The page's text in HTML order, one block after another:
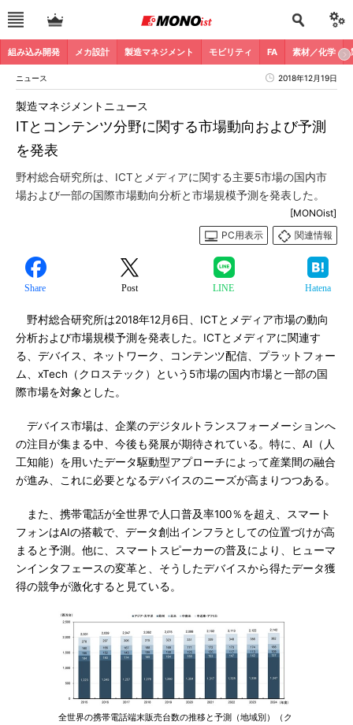
組み込み開発 メカ設計 製造マネジメント モビリティ FA 素材／化学
ニュース 2018年12月19日
ITとコンテンツ分野に関する市場動向および予測
を発表
製造マネジメントニュース
野村総合研究所は、ICTとメディアに関する主要5市場の国内市
場および一部の国際市場動向分析と市場規模予測を発表した。
[MONOist]
PC用表示
関連情報
Share Post LINE Hatena
野村総合研究所は2018年12月6日、ICTとメディア市場の動向
分析および市場規模予測を発表した。ICTとメディアに関連す
る、デバイス、ネットワーク、コンテンツ配信、プラットフォー
ム、xTech（クロステック）という5市場の国内市場と一部の国
際市場を対象とした。
デバイス市場は、企業のデジタルトランスフォーメーションへ
の注目が集まる中、今後も発展が期待されている。特に、AI（人
工知能）を用いたデータ駆動型アプローチによって産業間の融合
が進み、これに必要となるデバイスのニーズが高まりつつある。
また、携帯電話が全世界で人口普及率100％を超え、スマート
フォンはAIの搭載で、データ創出インフラとしての位置づけが高
まると予測。他に、スマートスピーカーの普及により、ヒューマ
ンインタフェースの変革と、そうしたデバイスから得たデータ獲
得の競争が激化すると見ている。
全世界の携帯電話端末販売台数の推移と予測（地域別）（ク